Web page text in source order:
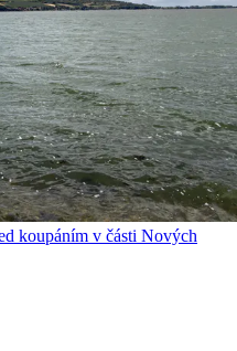
koupáním v části Nových